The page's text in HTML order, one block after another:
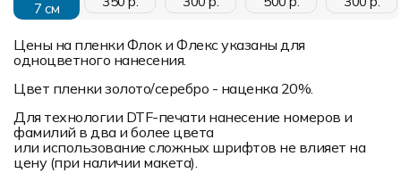
7 см
Цены на пленки Флок и Флекс указаны для
одноцветного нанесения.
Цвет пленки золото/серебро - наценка 20%.
Для технологии DTF-печати нанесение номеров и
фамилий в два и более цвета
или использование сложных шрифтов не влияет на
цену (при наличии макета).